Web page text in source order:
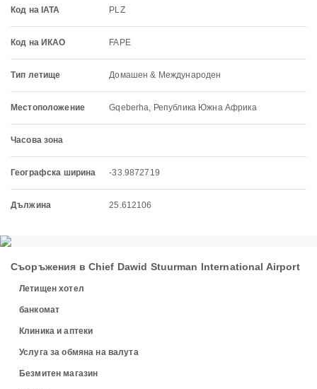
Код на IATA PLZ
Код на ИКАО FAPE
Тип летище Домашен & Международен
Местоположение Gqeberha, Република Южна Африка
Часова зона
Географска ширина -33.9872719
Дължина 25.612106
Съоръжения в Chief Dawid Stuurman International Airport
Летищен хотел
банкомат
Клиника и аптеки
Услуга за обмяна на валута
Безмитен магазин